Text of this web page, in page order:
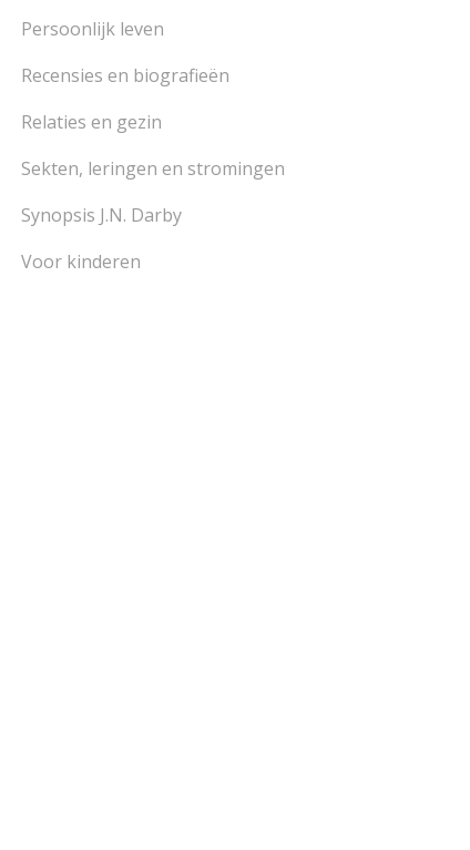
Persoonlijk leven
Recensies en biografieën
Relaties en gezin
Sekten, leringen en stromingen
Synopsis J.N. Darby
Voor kinderen